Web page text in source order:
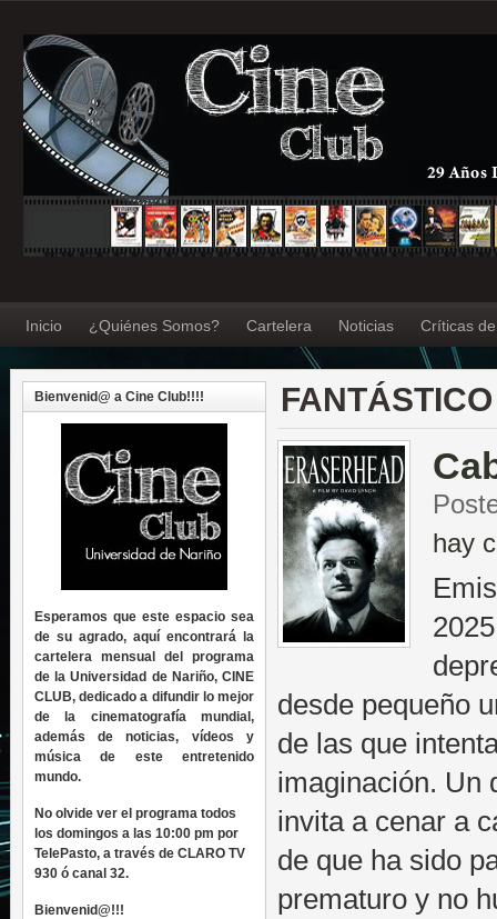
Inicio ¿Quiénes Somos? Cartelera Noticias Críticas
hay
desde pequeño
de las que
imaginación. Un
invita a cenar a
de que ha sido
prematuro y no
Bienvenid@ a Cine Club!!!!
Esperamos que este espacio sea
de su agrado, aquí encontrará la
cartelera mensual del programa
de la Universidad de Nariño, CINE
CLUB, dedicado a difundir lo mejor
de la cinematografía mundial,
además de noticias, vídeos y
música de este entretenido
mundo.
No olvide ver el programa todos
los domingos a las 10:00 pm por
TelePasto, a través de CLARO TV
930 ó canal 32.
Bienvenid@!!!